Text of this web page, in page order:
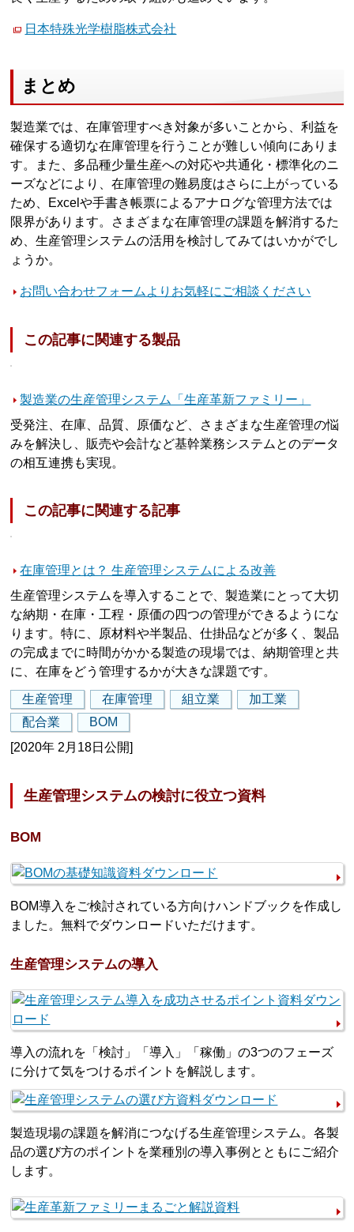
日本特殊光学樹脂株式会社
まとめ
製造業では、在庫管理すべき対象が多いことから、利益を
確保する適切な在庫管理を行うことが難しい傾向にありま
す。また、多品種少量生産への対応や共通化・標準化のニ
ーズなどにより、在庫管理の難易度はさらに上がっている
ため、Excelや手書き帳票によるアナログな管理方法では
限界があります。さまざまな在庫管理の課題を解消するた
め、生産管理システムの活用を検討してみてはいかがでし
ょうか。
お問い合わせフォームよりお気軽にご相談ください
この記事に関連する製品
製造業の生産管理システム「生産革新ファミリー」
受発注、在庫、品質、原価など、さまざまな生産管理の悩
みを解決し、販売や会計など基幹業務システムとのデータ
の相互連携も実現。
この記事に関連する記事
在庫管理とは？ 生産管理システムによる改善
生産管理システムを導入することで、製造業にとって大切
な納期・在庫・工程・原価の四つの管理ができるようにな
ります。特に、原材料や半製品、仕掛品などが多く、製品
の完成までに時間がかかる製造の現場では、納期管理と共
に、在庫をどう管理するかが大きな課題です。
生産管理 在庫管理 組立業
加工業
配合業
BOM
[2020年 2月18日公開]
生産管理システムの検討に役立つ資料
BOM
BOM導入をご検討されている方向けハンドブックを作成し
ました。無料でダウンロードいただけます。
生産管理システムの導入
導入の流れを「検討」「導入」「稼働」の3つのフェーズ
に分けて気をつけるポイントを解説します。
製造現場の課題を解消につなげる生産管理システム。各製
品の選び方のポイントを業種別の導入事例とともにご紹介
します。